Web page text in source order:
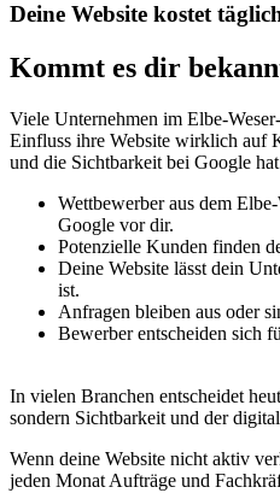
Deine Website kostet
Kommt es dir
Viele Unternehmen im Elbe-
Einfluss ihre Website wirklich auf
und die Sichtbarkeit bei Google
Wettbewerber aus dem
Google vor dir.
Potenzielle Kunden finden
Deine Website lässt dein
ist.
Anfragen bleiben aus oder
Bewerber entscheiden sich
In vielen Branchen entscheidet
sondern Sichtbarkeit und der
Wenn deine Website nicht aktiv
jeden Monat Aufträge und